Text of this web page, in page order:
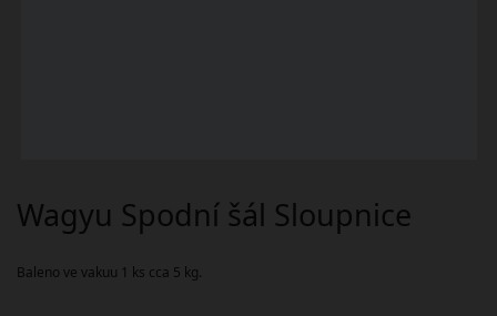
Baleno ve vakuu 1 ks cca 5 kg.
Wagyu Spodní šál Sloupnice